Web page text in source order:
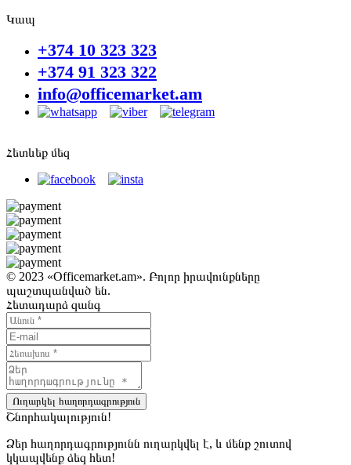
Կապ
+374 10 323 323
+374 91 323 322
info@officemarket.am
Հետևեք մեզ
© 2023 «Officemarket.am». Բոլոր իրավունքները
պաշտպանված են.
Հետադարձ զանգ
Ուղարկել հաղորդագրություն
Շնորհակալություն!
Ձեր հաղորդագրությունն ուղարկվել է, և մենք շուտով
կկապվենք ձեզ հետ!